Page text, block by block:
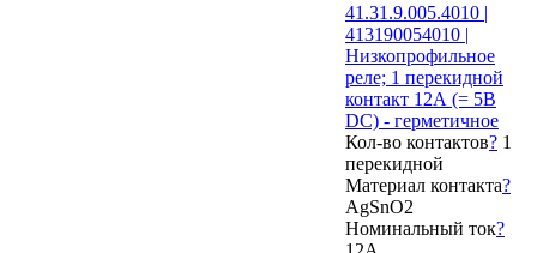
41.31.9.005.4010 |
413190054010 |
Низкопрофильное
реле; 1 перекидной
контакт 12А (= 5В
DC) - герметичное
Кол-во контактов? 1
перекидной
Материал контакта?
AgSnO2
Номинальный ток?